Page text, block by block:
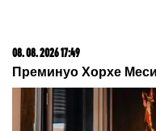
08. 08. 2026 17:49
Преминуо Хорхе